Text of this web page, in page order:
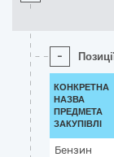
-
КОНКРЕТНА
НАЗВА
ПРЕДМЕТА
ЗАКУПІВЛІ
Бензин